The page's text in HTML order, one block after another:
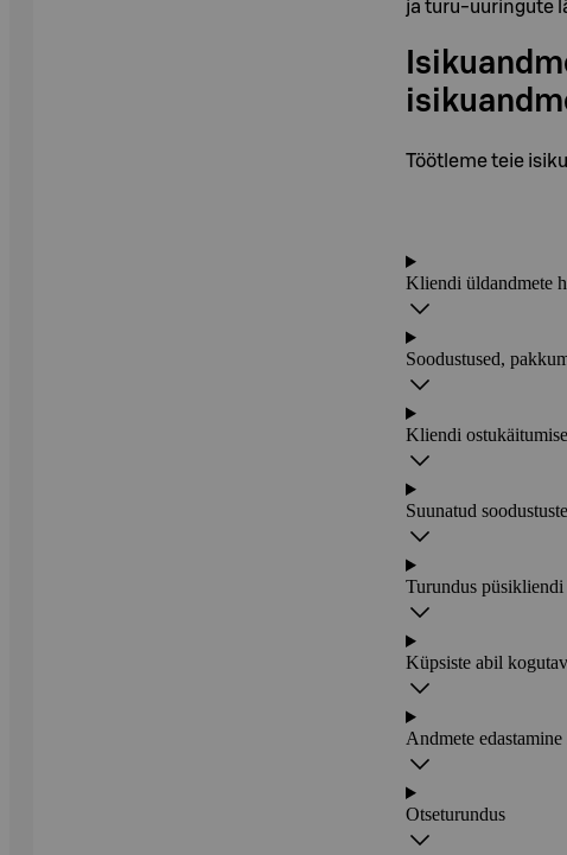
ja turu-uuringute
Töötleme teie
Kliendi üldandmete
Soodustused,
Kliendi
Suunatud
Turundus püsikliendi
Küpsiste abil
Andmete
Otseturundus